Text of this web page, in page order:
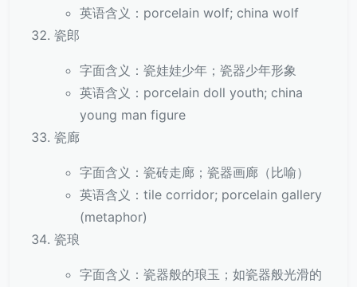
英语含义：porcelain wolf; china wolf
瓷郎
字面含义：瓷娃娃少年；瓷器少年形象
英语含义：porcelain doll youth; china
young man figure
瓷廊
字面含义：瓷砖走廊；瓷器画廊（比喻）
英语含义：tile corridor; porcelain gallery
(metaphor)
瓷琅
字面含义：瓷器般的琅玉；如瓷器般光滑的